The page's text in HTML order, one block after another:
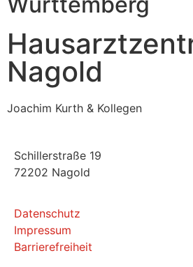
Nagold
Joachim Kurth & Kollegen
Schillerstraße 19
72202 Nagold
Datenschutz
Impressum
Barrierefreiheit